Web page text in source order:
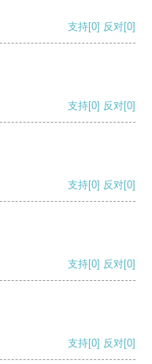
支持[0] 反对[0]
支持[0] 反对[0]
支持[0] 反对[0]
支持[0] 反对[0]
支持[0] 反对[0]